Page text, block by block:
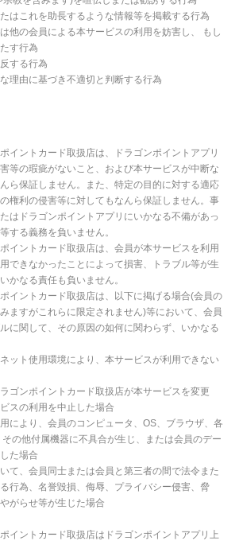
はこれを助長するような情報等を掲載する行為
他の会員による本サービスの利用を妨害し、 もし
す行為
する行為
理由に基づき不適切と判断する行為
イントカード取扱店は、ドラゴンポイントアプリ
等の瑕疵がないこと、および本サービスが中断な
ら保証しません。また、特定の目的に対する適応
権利の侵害等に対してもなんら保証しません。事
はドラゴンポイントアプリにいかなる不備があっ
する義務を負いません。
イントカード取扱店は、会員が本サービスを利用
できなかったことによって損害、トラブル等が生
かなる責任も負いません。
イントカード取扱店は、以下に掲げる場合(会員の
ますがこれらに限定されません)等において、会員
に関して、その原因の如何に関わらず、いかなる
ット使用環境により、本サービスが利用できない
ゴンポイントカード取扱店が本サービスを変更
スの利用を中止した場合
により、会員のコンピュータ、OS、ブラウザ、各
の他付属機器に不具合が生じ、または会員のデー
た場合
て、会員同士または会員と第三者の間で法令また
行為、名誉毀損、侮辱、プライバシー侵害、脅
がらせ等が生じた場合
イントカード取扱店はドラゴンポイントアプリ上